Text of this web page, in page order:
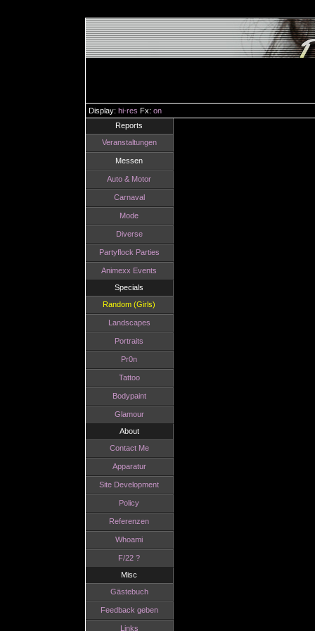
Display: hi-res Fx: on
Reports
Veranstaltungen
Messen
Auto & Motor
Carnaval
Mode
Diverse
Partyflock Parties
Animexx Events
Specials
Random (Girls)
Landscapes
Portraits
Pr0n
Tattoo
Bodypaint
Glamour
About
Contact Me
Apparatur
Site Development
Policy
Referenzen
Whoami
F/22 ?
Misc
Gästebuch
Feedback geben
Links